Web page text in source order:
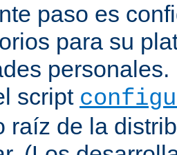
paso es
para su
script
raíz de la